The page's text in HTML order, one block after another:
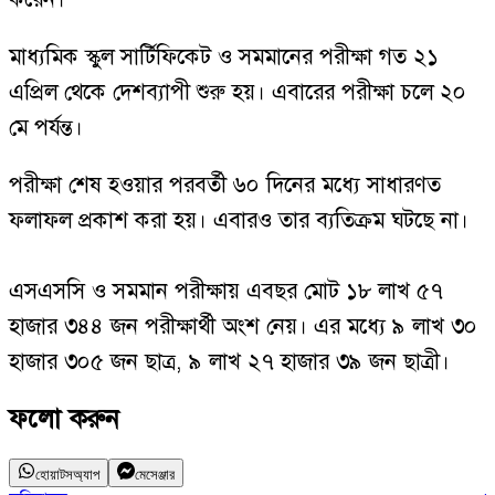
মাধ্যমিক স্কুল সার্টিফিকেট ও সমমানের পরীক্ষা গত ২১
এপ্রিল থেকে দেশব্যাপী শুরু হয়। এবারের পরীক্ষা চলে ২০
মে পর্যন্ত।
পরীক্ষা শেষ হওয়ার পরবর্তী ৬০ দিনের মধ্যে সাধারণত
ফলাফল প্রকাশ করা হয়। এবারও তার ব্যতিক্রম ঘটছে না।
এসএসসি ও সমমান পরীক্ষায় এবছর মোট ১৮ লাখ ৫৭
হাজার ৩৪৪ জন পরীক্ষার্থী অংশ নেয়। এর মধ্যে ৯ লাখ ৩০
হাজার ৩০৫ জন ছাত্র, ৯ লাখ ২৭ হাজার ৩৯ জন ছাত্রী।
ফলো করুন
হোয়াটসঅ্যাপ মেসেঞ্জার